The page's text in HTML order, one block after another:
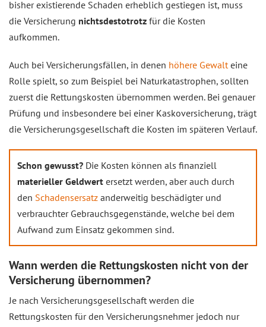
bisher existierende Schaden erheblich gestiegen ist, muss
die Versicherung nichtsdestotrotz für die Kosten
aufkommen.
Auch bei Versicherungsfällen, in denen höhere Gewalteine
Rolle spielt, so zum Beispiel bei Naturkatastrophen, sollten
zuerst die Rettungskosten übernommen werden. Bei genauer
Prüfung und insbesondere bei einer Kaskoversicherung, trägt
die Versicherungsgesellschaft die Kosten im späteren Verlauf.
Schon gewusst? Die Kosten können als finanziell
materieller Geldwert ersetzt werden, aber auch durch
den Schadensersatz anderweitig beschädigter und
verbrauchter Gebrauchsgegenstände, welche bei dem
Aufwand zum Einsatz gekommen sind.
Wann werden die Rettungskosten nicht von der
Versicherung übernommen?
Je nach Versicherungsgesellschaft werden die
Rettungskosten für den Versicherungsnehmer jedoch nur